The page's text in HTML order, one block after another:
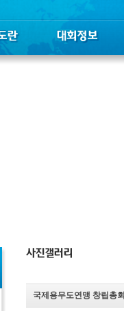
국제용무도연맹 창립총회